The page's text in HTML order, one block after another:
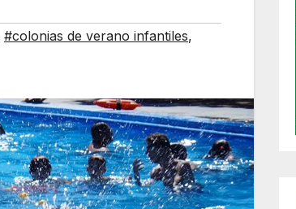
#colonias de verano infantiles,